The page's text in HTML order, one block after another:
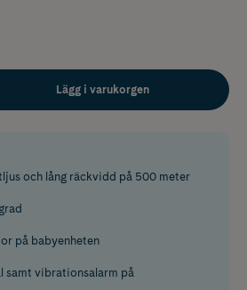
Lägg i varukorgen
och lång räckvidd på 500 meter
på babyenheten
samt vibrationsalarm på